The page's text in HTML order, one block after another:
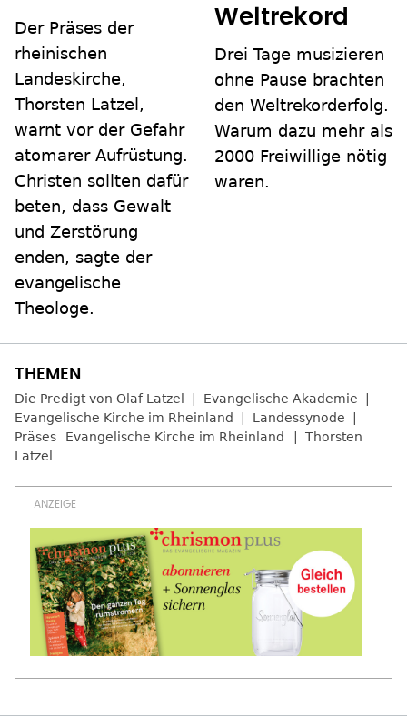
Der Präses der
rheinischen
Landeskirche,
Thorsten Latzel,
warnt vor der Gefahr
atomarer Aufrüstung.
Christen sollten dafür
beten, dass Gewalt
und Zerstörung
enden, sagte der
evangelische
Theologe.
Weltrekord
Drei Tage musizieren
ohne Pause brachten
den Weltrekorderfolg.
Warum dazu mehr als
2000 Freiwillige nötig
waren.
Die Predigt von Olaf Latzel
Evangelische Akademie
Evangelische Kirche im Rheinland
Landessynode
Präses
Evangelische Kirche im Rheinland
Thorsten
Latzel